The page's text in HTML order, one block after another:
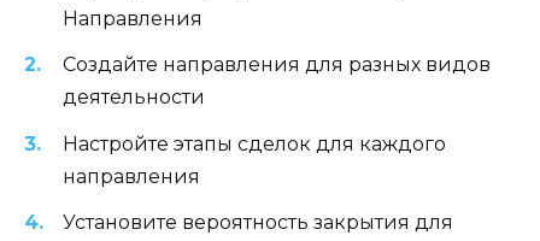
Направления
Создайте направления для разных видов
деятельности
Настройте этапы сделок для каждого
направления
Установите вероятность закрытия для